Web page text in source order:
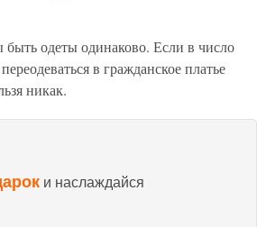
одеты одинаково. Если в число
в гражданское платье
никак.
и наслаждайся